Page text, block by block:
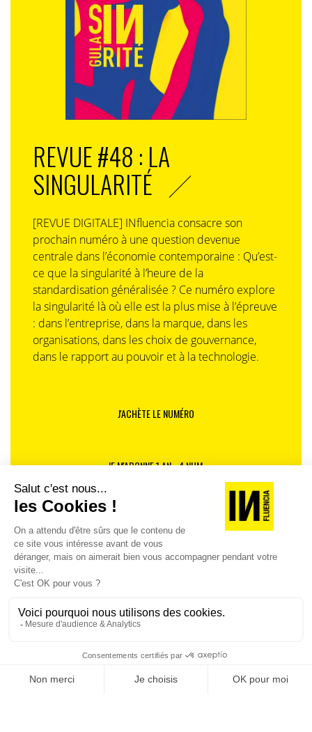
REVUE #48 : LA
SINGULARITÉ
[REVUE DIGITALE] INfluencia consacre son
prochain numéro à une question devenue
centrale dans l’économie contemporaine : Qu’est-
ce que la singularité à l’heure de la
standardisation généralisée ? Ce numéro explore
la singularité là où elle est la plus mise à l’épreuve
: dans l’entreprise, dans la marque, dans les
organisations, dans les choix de gouvernance,
dans le rapport au pouvoir et à la technologie.
J'ACHÈTE LE NUMÉRO
JE M'ABONNE 1 AN - 4 NUM.
JE DÉCOUVRE LES NUMÉROS PRÉCÉDENTS
Je suis déjà abonné(e) :je consulte la revue en